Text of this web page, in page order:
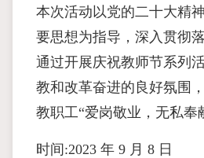
本次活动以党的⼆⼗⼤精
要思想为指导，深⼊贯彻
通过开展庆祝教师节系列
教和改⾰奋进的良好氛围
教职⼯“爱岗敬业，⽆私奉
时间:2023 年 9 ⽉ 8 ⽇